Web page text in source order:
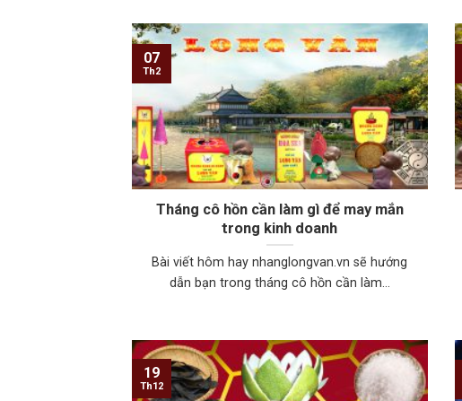
Tháng cô hồn cần làm gì để may mắn
trong kinh doanh
Bài viết hôm hay nhanglongvan.vn sẽ hướng
dẫn bạn trong tháng cô hồn cần làm...
07
Th2
19
Th12